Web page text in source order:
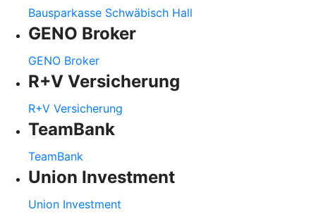
Bausparkasse Schwäbisch Hall
GENO Broker
GENO Broker
R+V Versicherung
R+V Versicherung
TeamBank
TeamBank
Union Investment
Union Investment